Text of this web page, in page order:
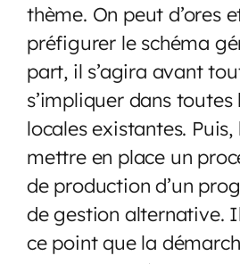
thème. On peut d’ores
préfigurer le schéma
part, il s’agira avant
s’impliquer dans toutes
locales existantes. Puis,
mettre en place un
de production d’un
de gestion alternative.
ce point que la